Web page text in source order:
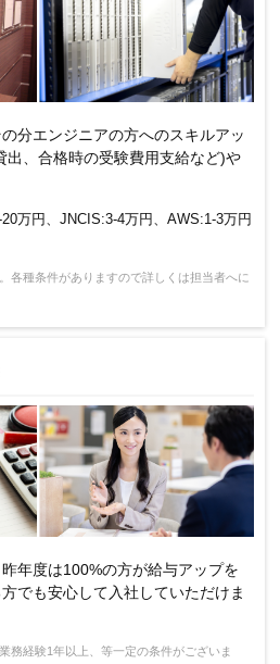
分エンジニアの方へのスキルアッ
出、合格時の受験費用支給など)や
万円、JNCIS:3-4万円、AWS:1-3万円
各種条件がありますので詳しくは担当者へに
年度は100%の方が給与アップを
でも安心して入社していただけま
務経験1年以上、等一定の条件がございま